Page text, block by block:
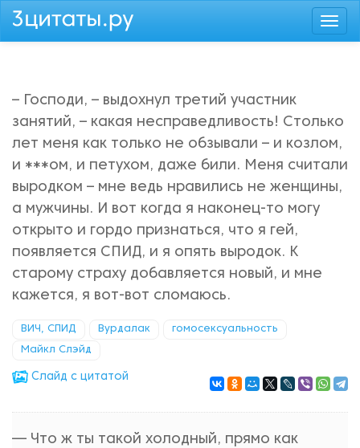
Перейти
– Господи, – выдохнул третий участник
занятий, – какая несправедливость! Столько
лет меня как только не обзывали – и козлом,
и ***ом, и петухом, даже били. Меня считали
выродком – мне ведь нравились не женщины,
а мужчины. И вот когда я наконец-то могу
открыто и гордо признаться, что я гей,
появляется СПИД, и я опять выродок. К
старому страху добавляется новый, и мне
кажется, я вот-вот сломаюсь.
ВИЧ, СПИД Вурдалак гомосексуальность
Майкл Слэйд
Cлайд с цитатой
— Что ж ты такой холодный, прямо как